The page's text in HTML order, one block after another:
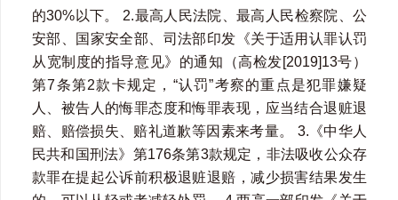
的30%以下。 2.最高人民法院、最高人民检察院、公
安部、国家安全部、司法部印发《关于适用认罪认罚
从宽制度的指导意见》的通知（高检发[2019]13号）
第7条第2款卡规定，“认罚”考察的重点是犯罪嫌疑
人、被告人的悔罪态度和悔罪表现，应当结合退赃退
赔、赔偿损失、赔礼道歉等因素来考量。 3.《中华人
民共和国刑法》第176条第3款规定，非法吸收公众存
款罪在提起公诉前积极退赃退赔，减少损害结果发生